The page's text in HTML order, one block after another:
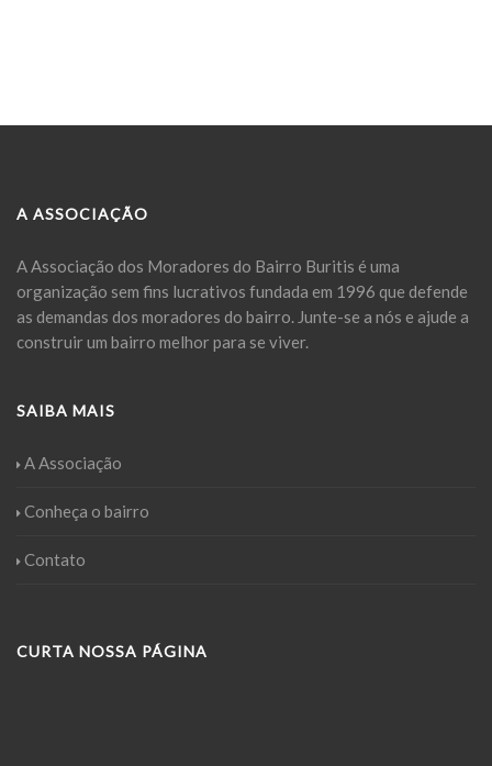
A ASSOCIAÇÃO
A Associação dos Moradores do Bairro Buritis é uma
organização sem fins lucrativos fundada em 1996 que defende
as demandas dos moradores do bairro. Junte-se a nós e ajude a
construir um bairro melhor para se viver.
SAIBA MAIS
A Associação
Conheça o bairro
Contato
CURTA NOSSA PÁGINA